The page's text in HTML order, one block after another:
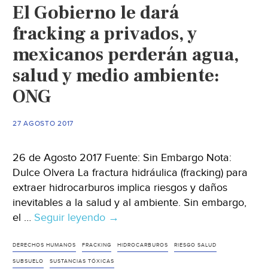
pesos
por
contaminar
el
agua
(El
El Gobierno le dará
fracking a privados, y
mexicanos perderán agua,
salud y medio ambiente:
ONG
27 AGOSTO 2017
26 de Agosto 2017 Fuente: Sin Embargo Nota:
Dulce Olvera La fractura hidráulica (fracking) para
extraer hidrocarburos implica riesgos y daños
inevitables a la salud y al ambiente. Sin embargo,
el … Seguir leyendo El
le
dará
→
DERECHOS HUMANOS FRACKING HIDROCARBUROS RIESGO SALUD
SUBSUELO SUSTANCIAS TÓXICAS